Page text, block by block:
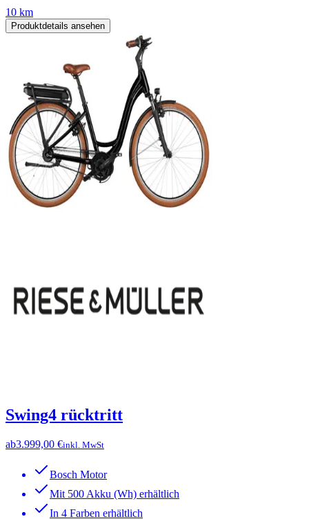
10 km
Produktdetails ansehen
Swing4 rücktritt
ab3.999,00 €inkl. MwSt
Bosch Motor
Mit 500 Akku (Wh) erhältlich
In 4 Farben erhältlich